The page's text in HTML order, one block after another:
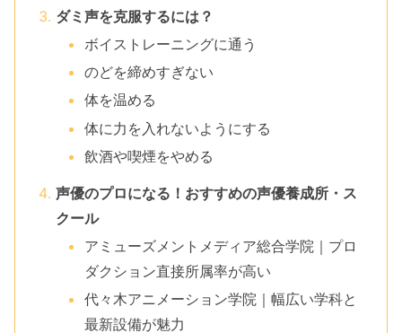
ダミ声を克服するには？
ボイストレーニングに通う
のどを締めすぎない
体を温める
体に力を入れないようにする
飲酒や喫煙をやめる
声優のプロになる！おすすめの声優養成所・ス
クール
アミューズメントメディア総合学院｜プロ
ダクション直接所属率が高い
代々木アニメーション学院｜幅広い学科と
最新設備が魅力